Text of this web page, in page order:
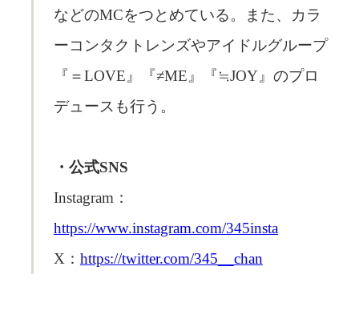
などのMCをつとめている。また、カラ
ーコンタクトレンズやアイドルグループ
『＝LOVE』『≠ME』『≒JOY』のプロ
デュースも行う。
・公式SNS
Instagram：
https://www.instagram.com/345insta
X： https://twitter.com/345__chan